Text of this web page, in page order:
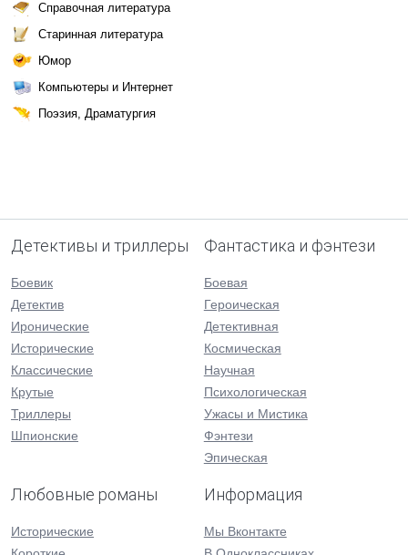
Справочная литература
Старинная литература
Юмор
Компьютеры и Интернет
Поэзия, Драматургия
Детективы и триллеры
Боевик
Детектив
Иронические
Исторические
Классические
Крутые
Триллеры
Шпионские
Фантастика и фэнтези
Боевая
Героическая
Детективная
Космическая
Научная
Психологическая
Ужасы и Мистика
Фэнтези
Эпическая
Любовные романы
Исторические
Информация
Мы Вконтакте